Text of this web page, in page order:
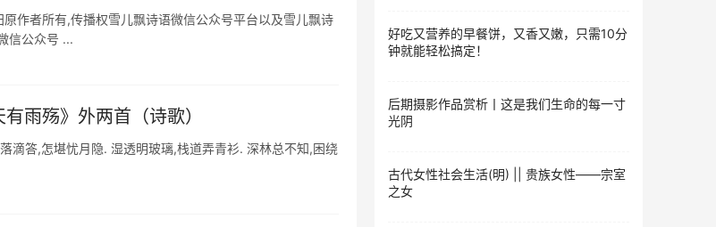
作者所有,传播权雪儿飘诗语微信公众号平台以及雪儿飘诗
信公众号 ...
雨殇》外两首（诗歌）
滴答,怎堪忧月隐. 湿透明玻璃,栈道弄青衫. 深林总不知,困绕
好吃又营养的早餐饼，又香又嫩，只需10分
钟就能轻松搞定！
后期摄影作品赏析丨这是我们生命的每一寸
光阴
古代女性社会生活(明) || 贵族女性——宗室
之女